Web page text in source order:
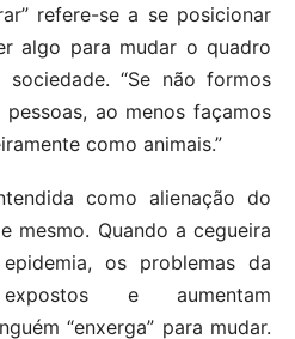
refere-se a se posicionar
algo para mudar o quadro
“Se não formos
ao menos façamos
como animais.”
como alienação do
mesmo. Quando a cegueira
os problemas da
e aumentam
“enxerga” para mudar.